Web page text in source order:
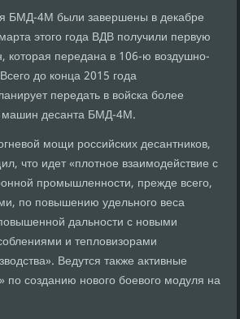
БМД-4М были завершены в декабре
этого года ВДВ получили первую
передана в 106-ю воздушно-
до конца 2015 года
передать в войска более
машин десанта БМД-4М.
мощи российских десантников,
что идет «плотное взаимодействие с
промышленности, прежде всего,
по повышению удельного веса
дальности с новыми
и тепловизорами
Ведутся также активные
созданию нового боевого модуля на